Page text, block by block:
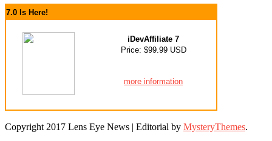
7.0 Is Here!
iDevAffiliate 7
Price: $99.99 USD
more information
Copyright 2017 Lens Eye News | Editorial by MysteryThemes.